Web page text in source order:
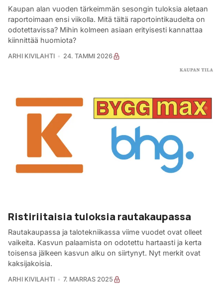
Kaupan alan vuoden tärkeimmän sesongin tuloksia aletaan
raportoimaan ensi viikolla. Mitä tältä raportointikaudelta on
odotettavissa? Mihin kolmeen asiaan erityisesti kannattaa
kiinnittää huomiota?
ARHI KIVILAHTI 24. TAMMI 2026
Ristiriitaisia tuloksia rautakaupassa
Rautakaupassa ja talotekniikassa viime vuodet ovat olleet
vaikeita. Kasvun palaamista on odotettu hartaasti ja kerta
toisensa jälkeen kasvun alku on siirtynyt. Nyt merkit ovat
kaksijakoisia.
ARHI KIVILAHTI 7. MARRAS 2025